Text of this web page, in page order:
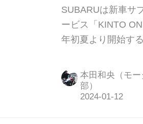
ONE（
より開始
SUBARUは新車サ
ービス「KINTO
年初夏より開始す
本田和央（モ
部）